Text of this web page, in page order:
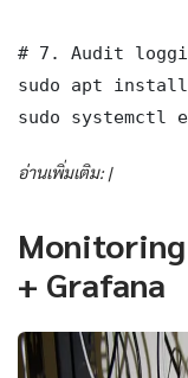
# 7. Audit
sudo apt
sudo systemctl
อ่านเพิ่มเติม: |
+ Grafana